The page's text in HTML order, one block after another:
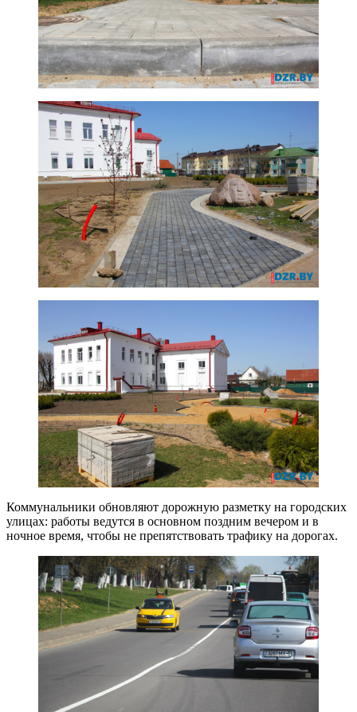
Коммунальники обновляют дорожную разметку на городских
улицах: работы ведутся в основном поздним вечером и в
ночное время, чтобы не препятствовать трафику на дорогах.